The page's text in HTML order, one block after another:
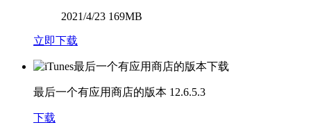
2021/4/23 169MB
立即下载
最后一个有应用商店的版本 12.6.5.3
下载